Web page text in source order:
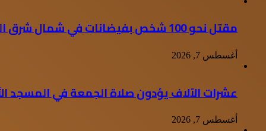
مقتل نحو 100 شخص بفيضانات في شمال شرق الهند
أغسطس 7, 2026
عشرات الآلاف يؤدون صلاة الجمعة في المسجد
أغسطس 7, 2026